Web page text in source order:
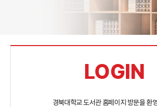
LOGIN
경북대학교 도서관 홈페이지 방문을 환